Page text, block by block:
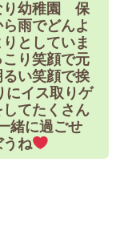
り幼稚園 保
雨でどんよ
としていま
り笑顔で元
い笑顔で挨
にイス取りゲ
てたくさん
緒に過ごせ
ね